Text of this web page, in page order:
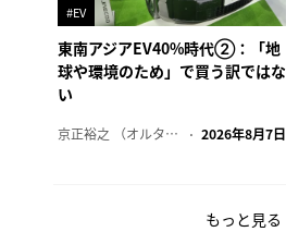
#EV
東南アジアEV40%時代②：「地
球や環境のため」で買う訳ではな
い
京正裕之 （オルタナ副編集長） 2026年8月7日
もっと見る